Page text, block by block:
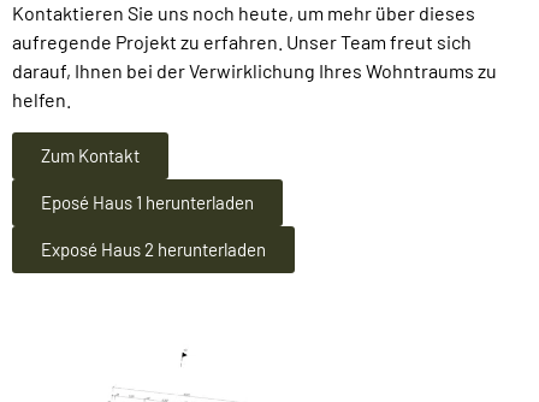
Kontaktieren Sie uns noch heute, um mehr über dieses
aufregende Projekt zu erfahren. Unser Team freut sich
darauf, Ihnen bei der Verwirklichung Ihres Wohntraums zu
helfen.
Zum Kontakt
Eposé Haus 1 herunterladen
Exposé Haus 2 herunterladen